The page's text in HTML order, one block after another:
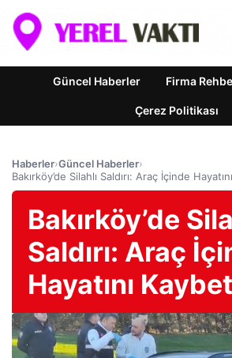
Güncel Haberler Firma
Çerez Politikası
Haberler›Güncel Haberler›
Bakırköy’de Silahlı Saldırı: Araç İçinde
Bakırköy’de
Saldırı: Araç
Hayatını